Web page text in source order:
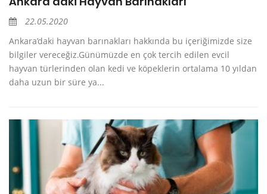
22.05.2020
Ankara’daki hayvan barınakları hakkında bu içeriğimizde size
bilgiler vereceğiz.Günümüzde en çok tercih edilen evcil
hayvan türlerinden olan kedi ve köpeklerin ortalama 10 yıldan
daha uzun bir süre ya...